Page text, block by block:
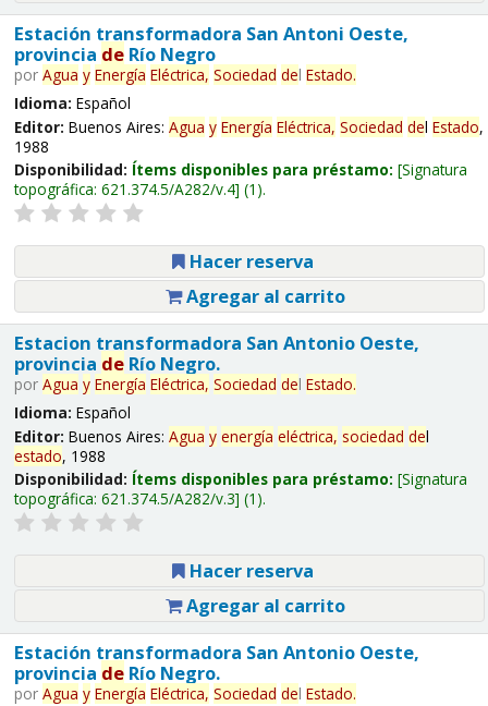
Estación transformadora San Antoni Oeste,
provincia deRío Negro
por Agua y Energía Eléctrica, Sociedad del Estado.
Idioma: Español
Editor: Buenos Aires: Agua y Energía Eléctrica, Sociedad del Estado,
1988
Disponibilidad: Ítems disponibles para préstamo: Signatura
topográfica: 621.374.5/A282/v.4 (1).
Hacer reserva
Agregar al carrito
Estacion transformadora San Antonio Oeste,
provincia deRío Negro.
por Agua y Energía Eléctrica, Sociedad del Estado.
Idioma: Español
Editor: Buenos Aires: Agua y energía eléctrica, sociedad del
estado, 1988
Disponibilidad: Ítems disponibles para préstamo: Signatura
topográfica: 621.374.5/A282/v.3 (1).
Hacer reserva
Agregar al carrito
Estación transformadora San Antonio Oeste,
provincia deRío Negro.
por Agua y Energía Eléctrica, Sociedad del Estado.